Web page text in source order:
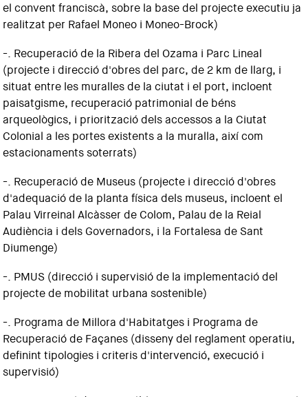
el convent franciscà, sobre la base del projecte executiu ja
realitzat per Rafael Moneo i Moneo-Brock)
-. Recuperació de la Ribera del Ozama i Parc Lineal
(projecte i direcció d'obres del parc, de 2 km de llarg, i
situat entre les muralles de la ciutat i el port, incloent
paisatgisme, recuperació patrimonial de béns
arqueològics, i priorització dels accessos a la Ciutat
Colonial a les portes existents a la muralla, així com
estacionaments soterrats)
-. Recuperació de Museus (projecte i direcció d'obres
d'adequació de la planta física dels museus, incloent el
Palau Virreinal Alcàsser de Colom, Palau de la Reial
Audiència i dels Governadors, i la Fortalesa de Sant
Diumenge)
-. PMUS (direcció i supervisió de la implementació del
projecte de mobilitat urbana sostenible)
-. Programa de Millora d'Habitatges i Programa de
Recuperació de Façanes (disseny del reglament operatiu,
definint tipologies i criteris d'intervenció, execució i
supervisió)